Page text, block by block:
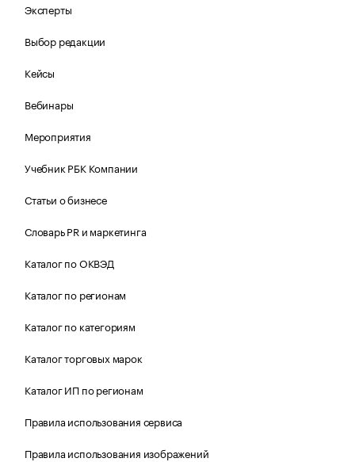
Эксперты
Выбор редакции
Кейсы
Вебинары
Мероприятия
Учебник РБК Компании
Статьи о бизнесе
Словарь PR и маркетинга
Каталог по ОКВЭД
Каталог по регионам
Каталог по категориям
Каталог торговых марок
Каталог ИП по регионам
Правила использования сервиса
Правила использования изображений